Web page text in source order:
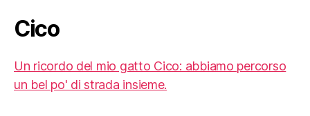
Cico
Un ricordo del mio gatto Cico: abbiamo percorso
un bel po' di strada insieme.